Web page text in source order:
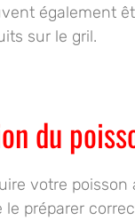
également
sur le gril.
du
votre poisson
le préparer